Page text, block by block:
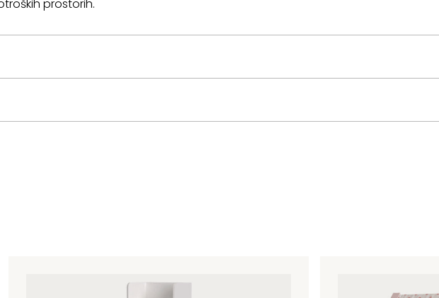
prostorih.